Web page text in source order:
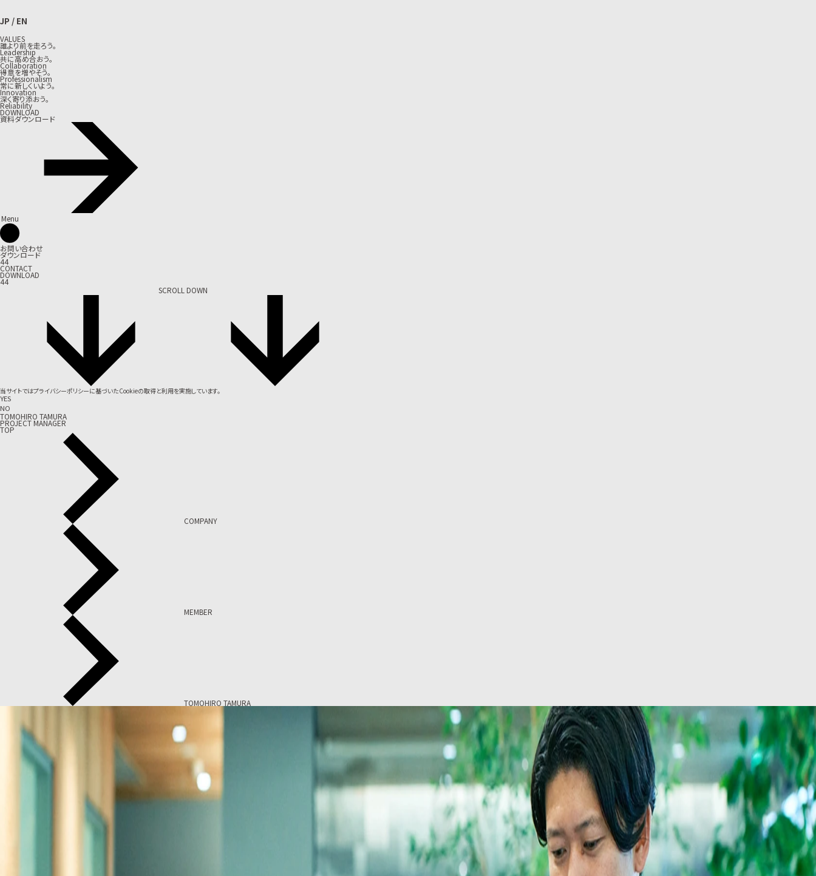
JP / EN
VALUES
誰より前を走ろう。
Leadership
共に高め合おう。
Collaboration
得意を増やそう。
Professionalism
常に新しくいよう。
Innovation
深く寄り添おう。
Reliability
DOWNLOAD
資料ダウンロード
Menu
お問い合わせ
ダウンロード
44
CONTACT
DOWNLOAD
44
SCROLL DOWN
当サイトではプライバシーポリシーに基づいたCookieの取得と利用を実施しています。
YES
NO
TOMOHIRO TAMURA
PROJECT MANAGER
TOP
COMPANY
MEMBER
TOMOHIRO TAMURA